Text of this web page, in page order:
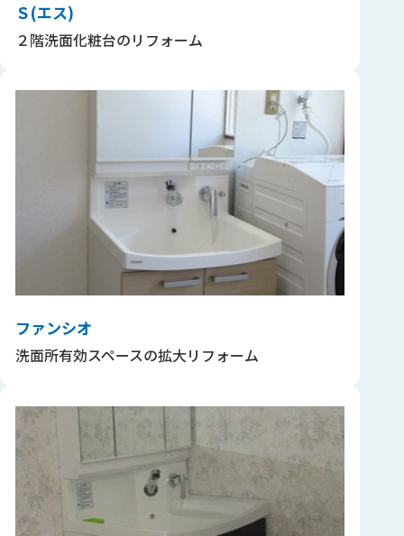
Ｓ(エス)
２階洗面化粧台のリフォーム
ファンシオ
洗面所有効スペースの拡大リフォーム